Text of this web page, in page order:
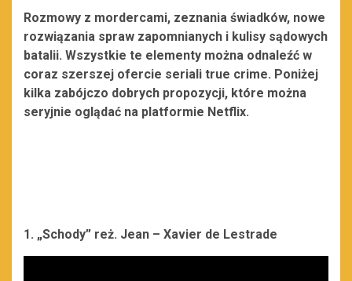
Rozmowy z mordercami, zeznania świadków, nowe
rozwiązania spraw zapomnianych i kulisy sądowych
batalii. Wszystkie te elementy można odnaleźć w
coraz szerszej ofercie seriali true crime. Poniżej
kilka zabójczo dobrych propozycji, które można
seryjnie oglądać na platformie Netflix.
1. „Schody” reż. Jean – Xavier de Lestrade